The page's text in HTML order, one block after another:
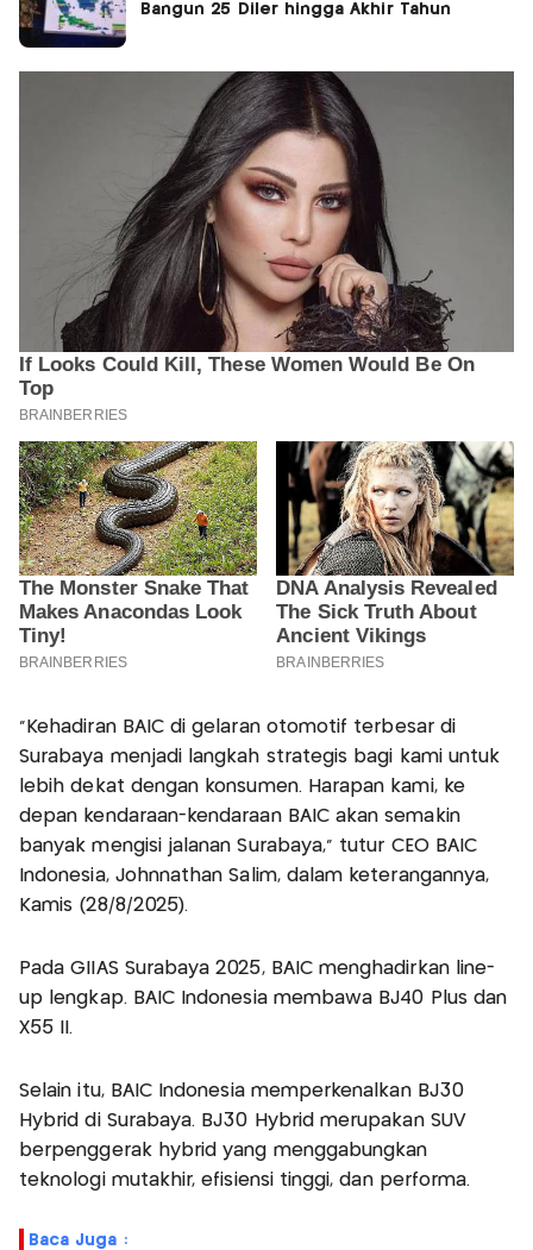
Bangun 25 Diler hingga Akhir Tahun
"Kehadiran BAIC di gelaran otomotif terbesar di
Surabaya menjadi langkah strategis bagi kami untuk
lebih dekat dengan konsumen. Harapan kami, ke
depan kendaraan-kendaraan BAIC akan semakin
banyak mengisi jalanan Surabaya," tutur CEO BAIC
Indonesia, Johnnathan Salim, dalam keterangannya,
Kamis (28/8/2025).
Pada GIIAS Surabaya 2025, BAIC menghadirkan line-
up lengkap. BAIC Indonesia membawa BJ40 Plus dan
X55 II.
Selain itu, BAIC Indonesia memperkenalkan BJ30
Hybrid di Surabaya. BJ30 Hybrid merupakan SUV
berpenggerak hybrid yang menggabungkan
teknologi mutakhir, efisiensi tinggi, dan performa.
Baca Juga :